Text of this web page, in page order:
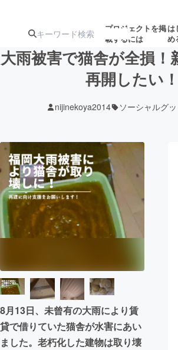
プロジェクトを掲
載するには
は
め
ターン
ジェクト
募集終
ロジェク
アート・写真
テクノロジー・ガジェット
映像・映画
まちづくり・地域活性化
CAMPFIRE for Social Good
CAMPFIREふるさと納税machi-ya
大雨被害で猫舎が全損！
再開したい！
nijinekoya2014 ソーシャルグッ
8月13日、未曾有の大雨により賃
貸で借りていた猫舎が水害にあい
ました。老朽化した建物は取り壊